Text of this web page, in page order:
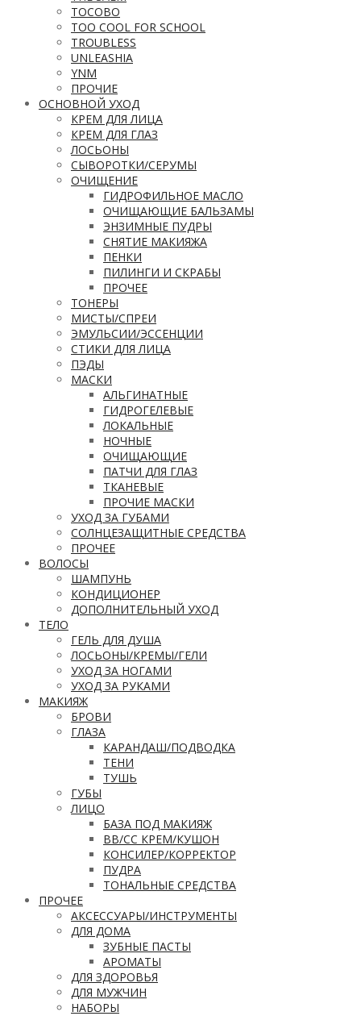
TOCOBO
TOO COOL FOR SCHOOL
TROUBLESS
UNLEASHIA
YNM
ПРОЧИЕ
ОСНОВНОЙ УХОД
КРЕМ ДЛЯ ЛИЦА
КРЕМ ДЛЯ ГЛАЗ
ЛОСЬОНЫ
СЫВОРОТКИ/СЕРУМЫ
ОЧИЩЕНИЕ
ГИДРОФИЛЬНОЕ МАСЛО
ОЧИЩАЮЩИЕ БАЛЬЗАМЫ
ЭНЗИМНЫЕ ПУДРЫ
СНЯТИЕ МАКИЯЖА
ПЕНКИ
ПИЛИНГИ И СКРАБЫ
ПРОЧЕЕ
ТОНЕРЫ
МИСТЫ/СПРЕИ
ЭМУЛЬСИИ/ЭССЕНЦИИ
СТИКИ ДЛЯ ЛИЦА
ПЭДЫ
МАСКИ
АЛЬГИНАТНЫЕ
ГИДРОГЕЛЕВЫЕ
ЛОКАЛЬНЫЕ
НОЧНЫЕ
ОЧИЩАЮЩИЕ
ПАТЧИ ДЛЯ ГЛАЗ
ТКАНЕВЫЕ
ПРОЧИЕ МАСКИ
УХОД ЗА ГУБАМИ
СОЛНЦЕЗАЩИТНЫЕ СРЕДСТВА
ПРОЧЕЕ
ВОЛОСЫ
ШАМПУНЬ
КОНДИЦИОНЕР
ДОПОЛНИТЕЛЬНЫЙ УХОД
ТЕЛО
ГЕЛЬ ДЛЯ ДУША
ЛОСЬОНЫ/КРЕМЫ/ГЕЛИ
УХОД ЗА НОГАМИ
УХОД ЗА РУКАМИ
МАКИЯЖ
БРОВИ
ГЛАЗА
КАРАНДАШ/ПОДВОДКА
ТЕНИ
ТУШЬ
ГУБЫ
ЛИЦО
БАЗА ПОД МАКИЯЖ
ВВ/CC КРЕМ/КУШОН
КОНСИЛЕР/КОРРЕКТОР
ПУДРА
ТОНАЛЬНЫЕ СРЕДСТВА
ПРОЧЕЕ
АКСЕССУАРЫ/ИНСТРУМЕНТЫ
ДЛЯ ДОМА
ЗУБНЫЕ ПАСТЫ
АРОМАТЫ
ДЛЯ ЗДОРОВЬЯ
ДЛЯ МУЖЧИН
НАБОРЫ